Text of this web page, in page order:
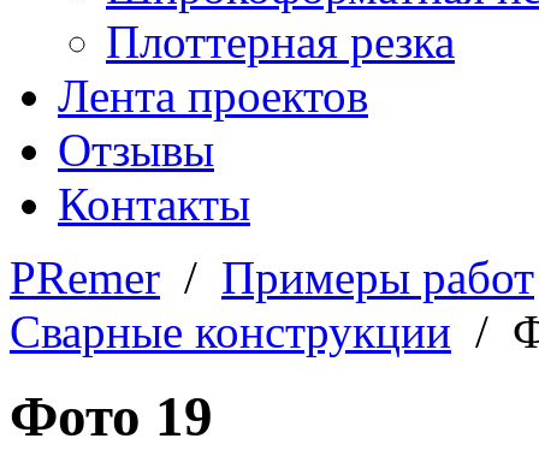
Плоттерная резка
Лента проектов
Отзывы
Контакты
PRemer / Примеры работ
Сварные конструкции /
Фото 19